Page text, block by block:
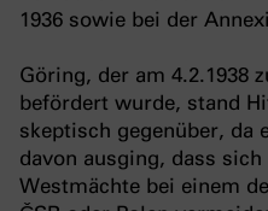
1936 sowie bei der
Göring, der am 4.2.1938
befördert wurde, stand
skeptisch gegenüber, da
davon ausging, dass
Westmächte bei einem